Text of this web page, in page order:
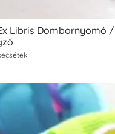
Libris Dombornyomó /